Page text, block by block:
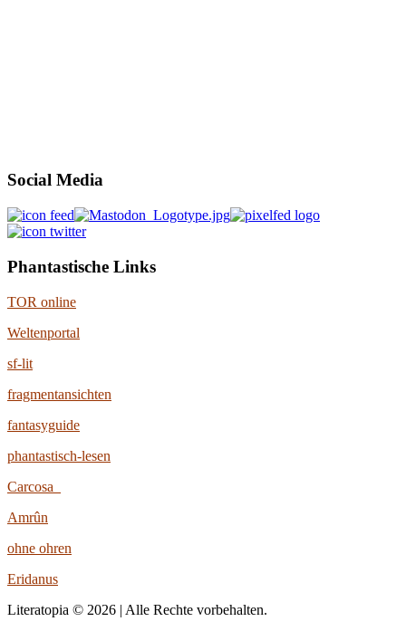
Social Media
Phantastische Links
TOR online
Weltenportal
sf-lit
fragmentansichten
fantasyguide
phantastisch-lesen
Carcosa
Amrûn
ohne ohren
Eridanus
Literatopia © 2026 | Alle Rechte vorbehalten.